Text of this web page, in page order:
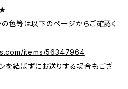
★
の色等は以下のページからご確認く
items/56347964
を結ばずにお送りする場合もござ